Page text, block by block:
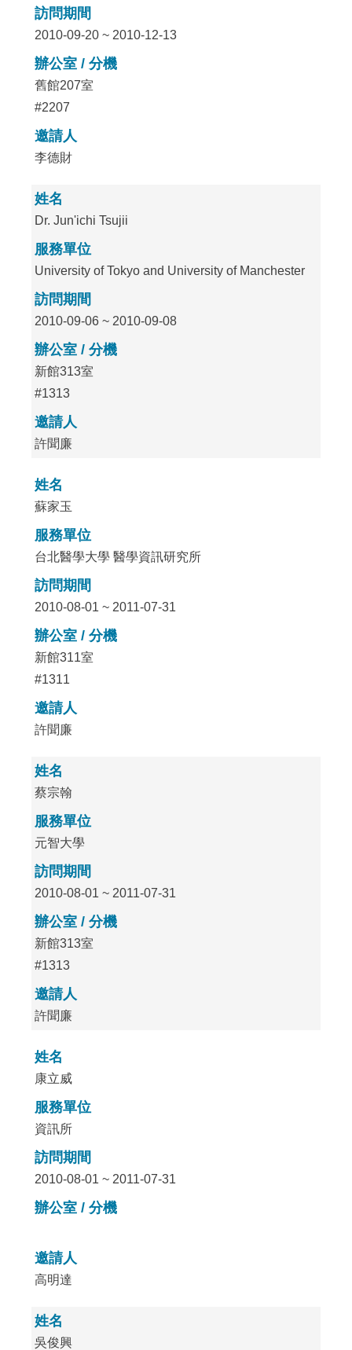
訪問期間
2010-09-20 ~ 2010-12-13
辦公室 / 分機
舊館207室
#2207
邀請人
李德財
姓名
Dr. Jun'ichi Tsujii
服務單位
University of Tokyo and University of Manchester
訪問期間
2010-09-06 ~ 2010-09-08
辦公室 / 分機
新館313室
#1313
邀請人
許聞廉
姓名
蘇家玉
服務單位
台北醫學大學 醫學資訊研究所
訪問期間
2010-08-01 ~ 2011-07-31
辦公室 / 分機
新館311室
#1311
邀請人
許聞廉
姓名
蔡宗翰
服務單位
元智大學
訪問期間
2010-08-01 ~ 2011-07-31
辦公室 / 分機
新館313室
#1313
邀請人
許聞廉
姓名
康立威
服務單位
資訊所
訪問期間
2010-08-01 ~ 2011-07-31
辦公室 / 分機
邀請人
高明達
姓名
吳俊興